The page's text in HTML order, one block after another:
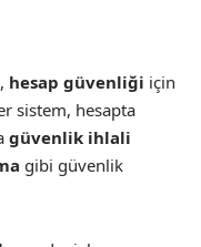
hesap güvenliği için
sistem, hesapta
güvenlik ihlali
gibi güvenlik